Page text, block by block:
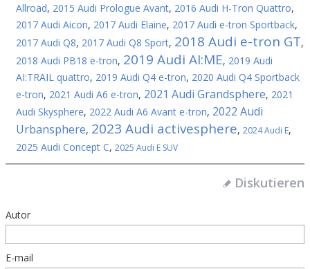
Allroad, 2015 Audi Prologue Avant, 2016 Audi H-Tron Quattro,
2017 Audi Aicon, 2017 Audi Elaine, 2017 Audi e-tron Sportback,
2017 Audi Q8, 2017 Audi Q8 Sport, 2018 Audi e-tron GT,
2018 Audi PB18 e-tron, 2019 Audi AI:ME, 2019 Audi
AI:TRAIL quattro, 2019 Audi Q4 e-tron, 2020 Audi Q4 Sportback
e-tron, 2021 Audi A6 e-tron, 2021 Audi Grandsphere, 2021
Audi Skysphere, 2022 Audi A6 Avant e-tron, 2022 Audi
Urbansphere, 2023 Audi activesphere, 2024 Audi E,
2025 Audi Concept C, 2025 Audi E SUV
Diskutieren
Autor
E-mail